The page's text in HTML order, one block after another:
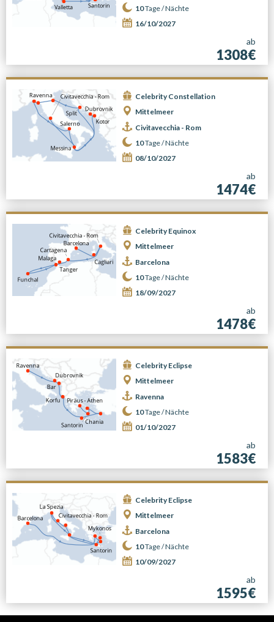
10Tage /Nächte
16/10/2027
ab
1308€
Celebrity Constellation
Mittelmeer
Civitavecchia - Rom
10Tage /Nächte
08/10/2027
ab
1474€
Celebrity Equinox
Mittelmeer
Barcelona
10Tage /Nächte
18/09/2027
ab
1478€
Celebrity Eclipse
Mittelmeer
Ravenna
10Tage /Nächte
01/10/2027
ab
1583€
Celebrity Eclipse
Mittelmeer
Barcelona
10Tage /Nächte
10/09/2027
ab
1595€